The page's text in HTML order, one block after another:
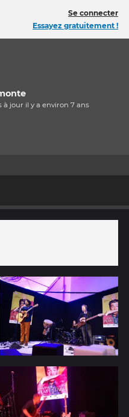
Se connecter
Essayez gratuitement !
à jour il y aenviron 7 ans